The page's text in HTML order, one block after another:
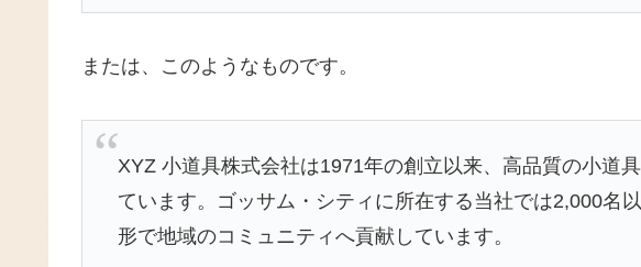
または、このようなものです。
XYZ 小道具株式会社は1971年の創立以来、高品質の小道
ています。ゴッサム・シティに所在する当社では2,000名
形で地域のコミュニティへ貢献しています。